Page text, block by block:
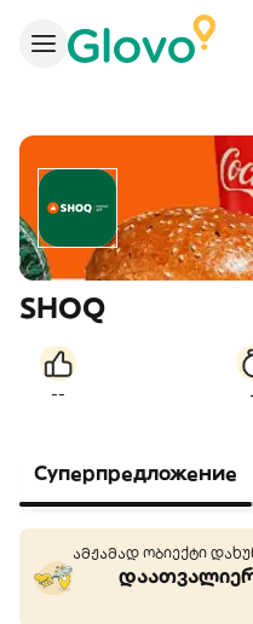
SHOQ
--
Суперпредложение
ამჟამად ობიექტი